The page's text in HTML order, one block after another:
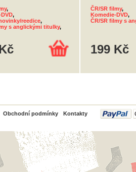
,
,
reedice,
s anglickými titulky,
ČR/SR filmy,
Komedie-DVD,
ČR/SR filmy s
199 Kč
Obchodní podmínky Kontakty
PayPal